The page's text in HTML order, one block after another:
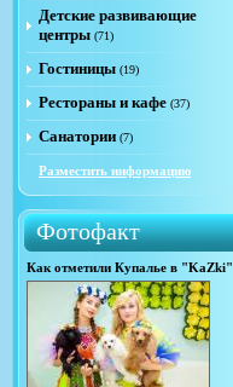
Детские развивающие
центры (71)
Гостиницы (19)
Рестораны и кафе (37)
Санатории (7)
Разместить информацию
Фотофакт
Как отметили Купалье в "KaZki"